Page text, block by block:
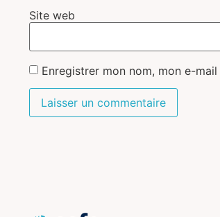
Site web
Enregistrer mon nom, mon e-